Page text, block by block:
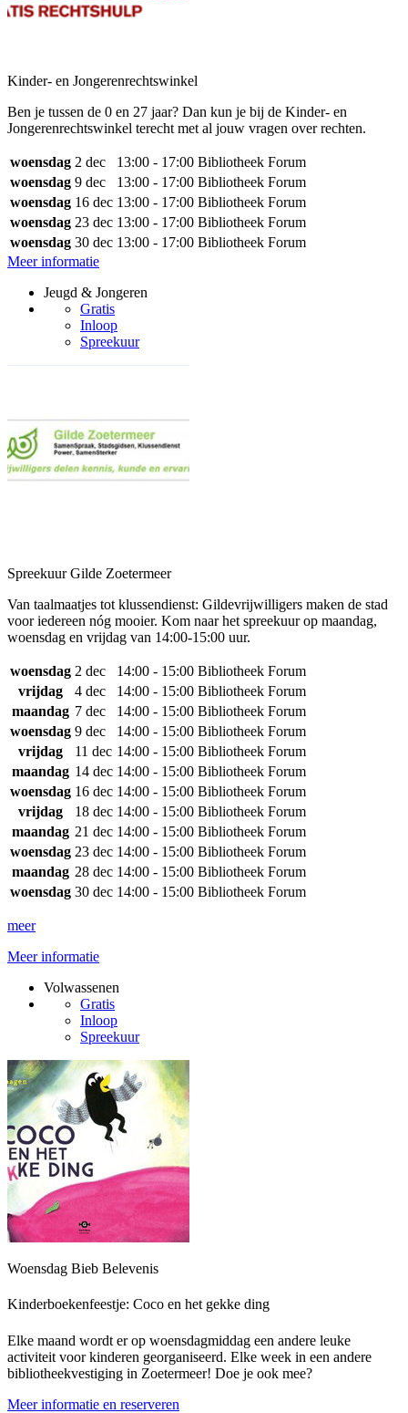
Kinder- en Jongerenrechtswinkel
Ben je tussen de 0 en 27 jaar? Dan kun je bij de Kinder- en
Jongerenrechtswinkel terecht met al jouw vragen over rechten.
woensdag 2 dec 13:00 - 17:00 Bibliotheek Forum
woensdag 9 dec 13:00 - 17:00 Bibliotheek Forum
woensdag 16 dec 13:00 - 17:00 Bibliotheek Forum
woensdag 23 dec 13:00 - 17:00 Bibliotheek Forum
woensdag 30 dec 13:00 - 17:00 Bibliotheek Forum
Meer informatie
Jeugd & Jongeren
Gratis
Inloop
Spreekuur
Spreekuur Gilde Zoetermeer
Van taalmaatjes tot klussendienst: Gildevrijwilligers maken de stad
voor iedereen nóg mooier. Kom naar het spreekuur op maandag,
woensdag en vrijdag van 14:00-15:00 uur.
woensdag 2 dec 14:00 - 15:00 Bibliotheek Forum
vrijdag
4 dec 14:00 - 15:00 Bibliotheek Forum
maandag 7 dec 14:00 - 15:00 Bibliotheek Forum
woensdag 9 dec 14:00 - 15:00 Bibliotheek Forum
vrijdag
11 dec 14:00 - 15:00 Bibliotheek Forum
maandag 14 dec 14:00 - 15:00 Bibliotheek Forum
woensdag 16 dec 14:00 - 15:00 Bibliotheek Forum
vrijdag
18 dec 14:00 - 15:00 Bibliotheek Forum
maandag 21 dec 14:00 - 15:00 Bibliotheek Forum
woensdag 23 dec 14:00 - 15:00 Bibliotheek Forum
maandag 28 dec 14:00 - 15:00 Bibliotheek Forum
woensdag 30 dec 14:00 - 15:00 Bibliotheek Forum
meer
Meer informatie
Volwassenen
Gratis
Inloop
Spreekuur
Woensdag Bieb Belevenis
Kinderboekenfeestje: Coco en het gekke ding
Elke maand wordt er op woensdagmiddag een andere leuke
activiteit voor kinderen georganiseerd. Elke week in een andere
bibliotheekvestiging in Zoetermeer! Doe je ook mee?
Meer informatie en reserveren